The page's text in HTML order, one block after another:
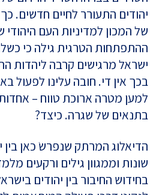
יהודים התעורר לחיים חדשים.
של המכון למדיניות העם
ההתפתחות הטרגית גילה כי
ישראל מרגישים קרבה ליהדות
בכך אין די. חובה עלינו לפעול
למען מטרה ארוכת טווח –
בתנאים של שגרה. כיצד?
הדיאלוג המרתק שנפרשׂ כאן בין
שונות וממגוון גילים ורקעים
בחידוש החיבור בין יהודים